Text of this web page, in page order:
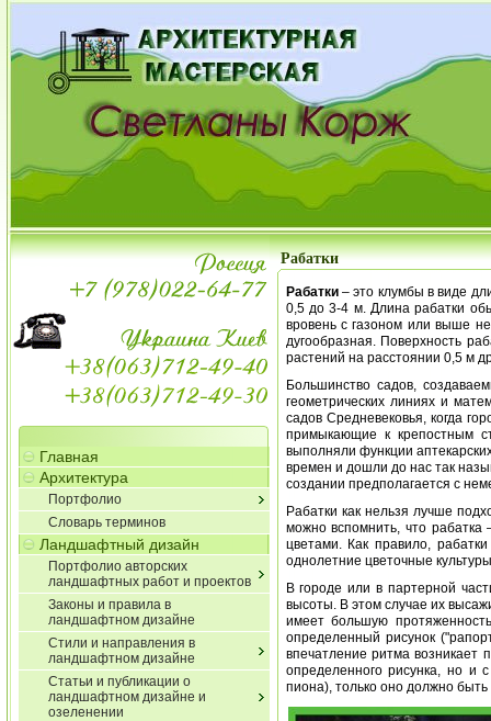
Главная
Архитектура
Портфолио
Словарь терминов
Ландшафтный дизайн
Портфолио авторских
ландшафтных работ и проектов
Законы и правила в
ландшафтном дизайне
Стили и направления в
ландшафтном дизайне
Статьи и публикации о
ландшафтном дизайне и
озеленении
Рабатки
Рабатки – это клумбы в виде
0,5 до 3-4 м. Длина рабатки
вровень с газоном или выше
дугообразная. Поверхность
растений на расстоянии 0,5 м
Большинство садов,
геометрических линиях и
садов Средневековья, когда
примыкающие к крепостным
выполняли функции
времен и дошли до нас так
создании предполагается с
Рабатки как нельзя лучше
можно вспомнить, что рабатка
цветами. Как правило,
однолетние цветочные
В городе или в партерной
высоты. В этом случае их
имеет большую
определенный рисунок
впечатление ритма возникает
определенного рисунка, но и
пиона), только оно должно быть